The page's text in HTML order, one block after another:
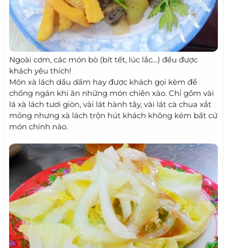
Ngoài cơm, các món bò (bít tết, lúc lắc…) đều được
khách yêu thích!
Món xà lách dầu dấm hay được khách gọi kèm để
chống ngán khi ăn những món chiên xào. Chỉ gồm vài
lá xà lách tươi giòn, vài lát hành tây, vài lát cà chua xắt
mỏng nhưng xà lách trộn hút khách không kém bất cứ
món chính nào.